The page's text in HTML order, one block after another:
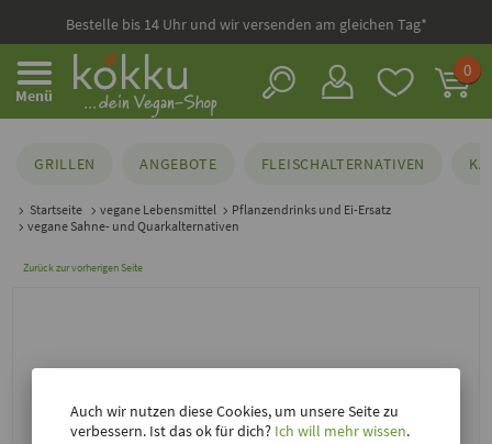
Bestelle bis 14 Uhr und wir versenden am gleichen Tag*
Menü
0
GRILLEN ANGEBOTE FLEISCHALTERNATIVEN
Startseite vegane Lebensmittel
Pflanzendrinks und Ei-Ersatz
vegane Sahne- und Quarkalternativen
Zurück zur vorherigen Seite
Auch wir nutzen diese Cookies, um unsere Seite zu
verbessern. Ist das ok für dich? Ich will mehr wissen.